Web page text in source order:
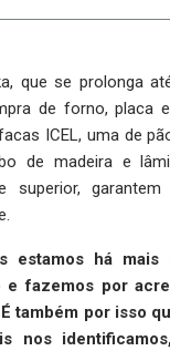
que se prolonga
de forno, placa
ICEL, uma de
de madeira e
superior,
estamos há
e fazemos por
também por isso
nos